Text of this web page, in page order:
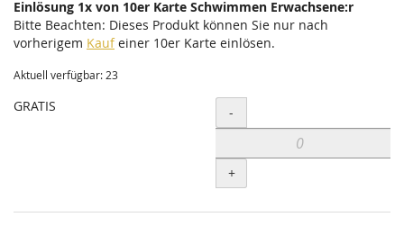
Einlösung 1x von 10er Karte Schwimmen Erwachsene:r
Bitte Beachten: Dieses Produkt können Sie nur nach
vorherigem Kaufeiner 10er Karte einlösen.
Aktuell verfügbar: 23
GRATIS Menge
-
+